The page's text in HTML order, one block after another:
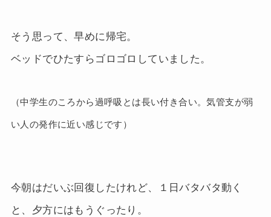
そう思って、早めに帰宅。
ベッドでひたすらゴロゴロしていました。
（中学生のころから過呼吸とは長い付き合い。気管支が弱
い人の発作に近い感じです）
今朝はだいぶ回復したけれど、１日バタバタ動く
と、夕方にはもうぐったり。